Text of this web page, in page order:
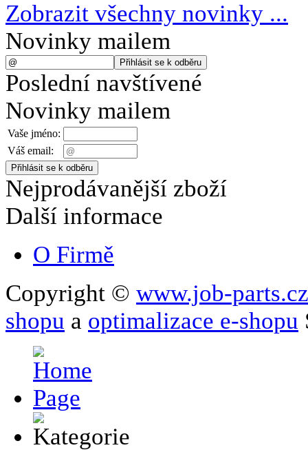
Zobrazit všechny novinky ...
Novinky mailem
Poslední navštívené
Novinky mailem
Vaše jméno:
Váš email:
Nejprodávanější zboží
Další informace
O Firmě
Copyright © www.job-parts.cz
shopu a optimalizace e-shopu